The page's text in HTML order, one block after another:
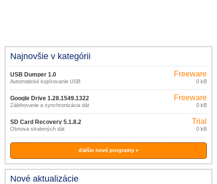
Najnovšie v kategórii
USB Dumper 1.0
Automatické kopírovanie USB
Freeware
0 kB
Google Drive 1.28.1549.1322
Zálohovanie a synchronizácia dát
(aplikácia)
Freeware
0 kB
SD Card Recovery 5.1.8.2
Obnova stratených dát
Trial
0 kB
ďalšie nové programy »
Nové aktualizácie